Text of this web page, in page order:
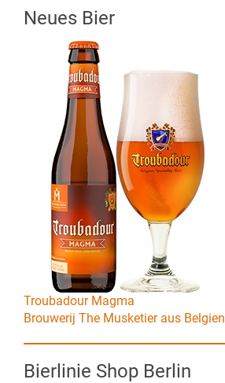
Neues Bier
Troubadour Magma
Brouwerij The Musketier aus Belgien
Bierlinie Shop Berlin